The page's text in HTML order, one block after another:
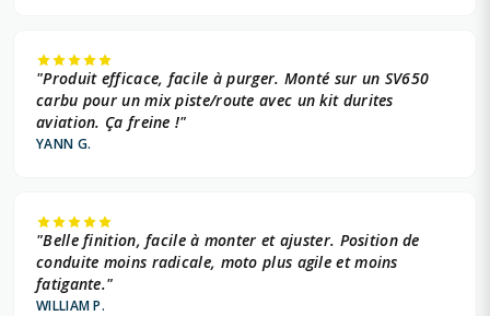
"Produit efficace, facile à purger. Monté sur un SV650
carbu pour un mix piste/route avec un kit durites
aviation. Ça freine !"
YANN G.
"Belle finition, facile à monter et ajuster. Position de
conduite moins radicale, moto plus agile et moins
fatigante."
WILLIAM P.